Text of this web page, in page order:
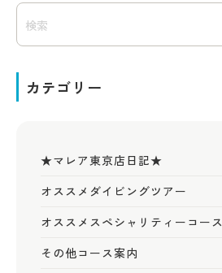
カテゴリー
★マレア東京店日記★
オススメダイビングツアー
オススメスペシャリティーコース
その他コース案内